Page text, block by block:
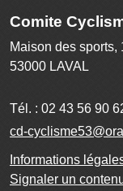
Comite
Maison des
53000 LAVAL
Tél. : 02 43 56 90
cd-
Informations
Signaler un